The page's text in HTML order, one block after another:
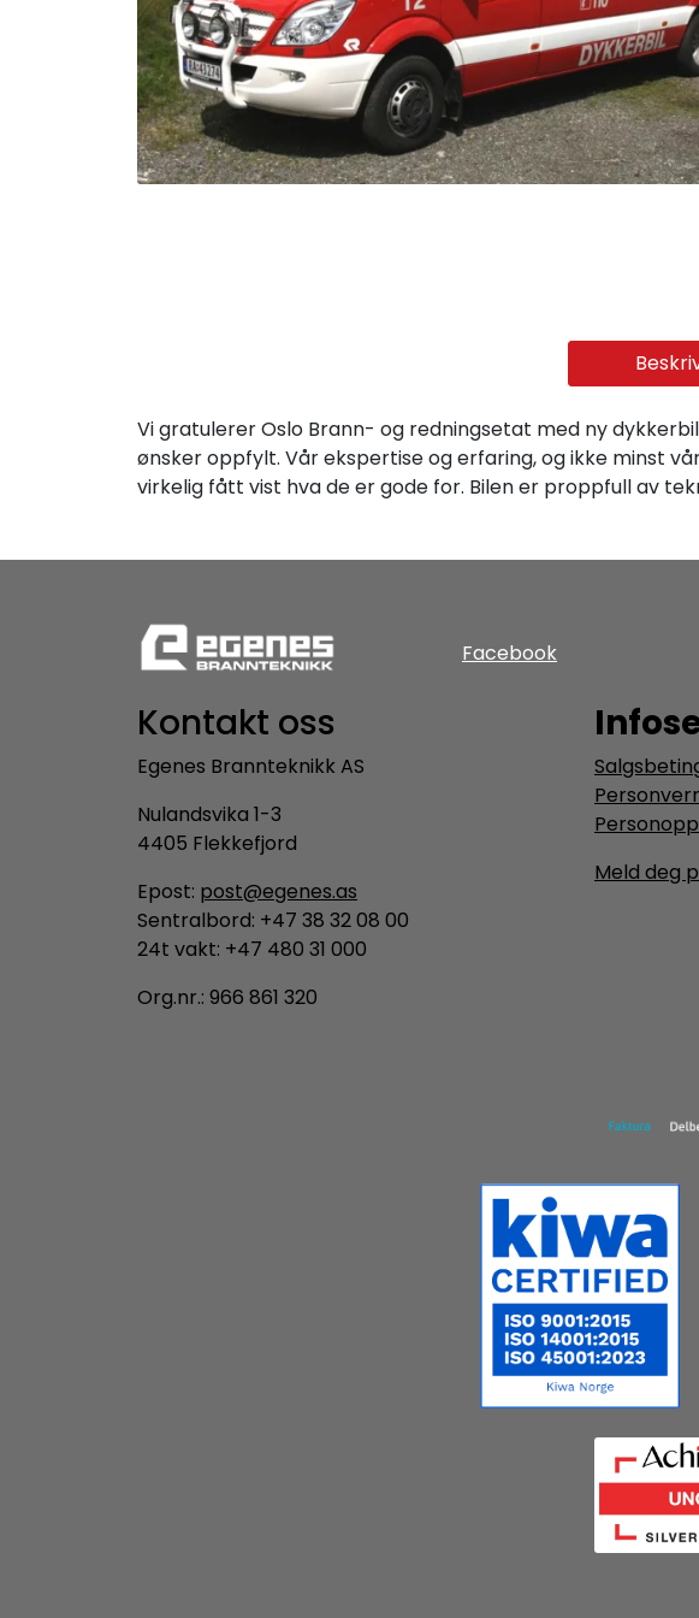
Vi gratulerer Oslo Brann- og redningsetat med ny
ønsker oppfylt. Vår ekspertise og erfaring, og ikke minst
virkelig fått vist hva de er gode for. Bilen er proppfull av
Facebook
Kontakt oss
Egenes Brannteknikk AS
Nulandsvika 1-3
4405 Flekkefjord
Epost: post@egenes.as
Sentralbord: +47 38 32 08 00
24t vakt: +47 480 31 000
Org.nr.: 966 861 320
Meld deg